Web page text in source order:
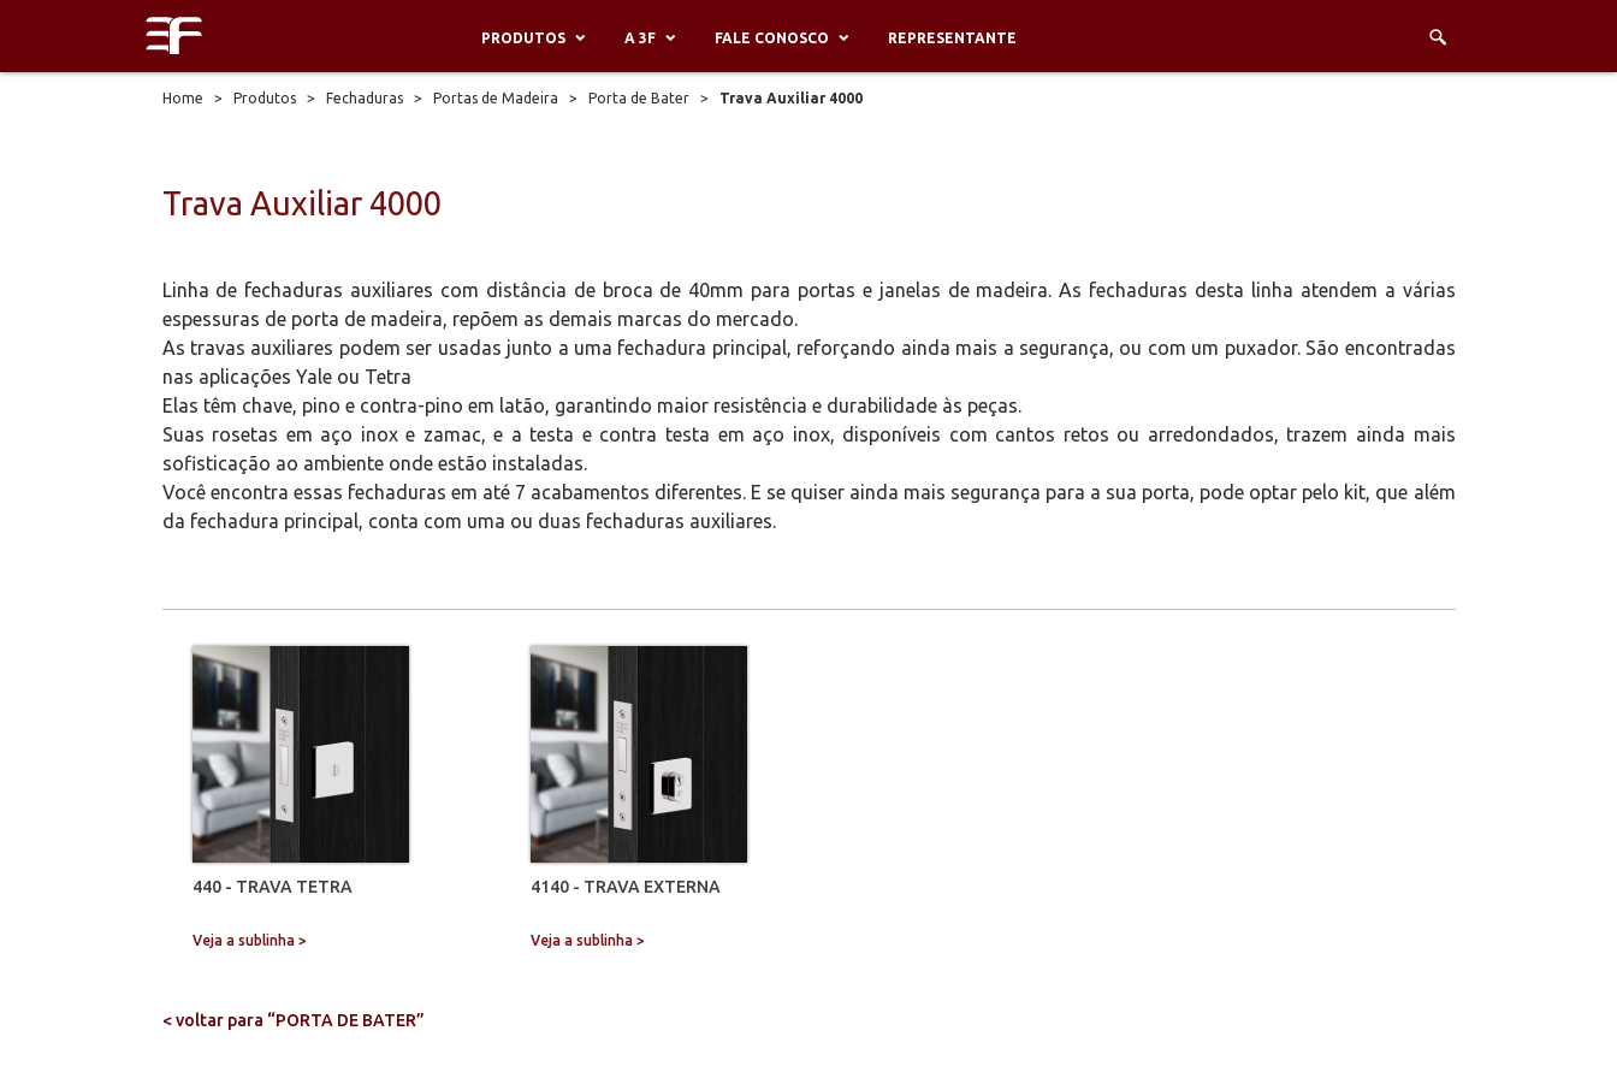
PRODUTOS A 3F FALE CONOSCO REPRESENTANTE
Home > Produtos> Fechaduras> Portas de Madeira > Porta de Bater> Trava Auxiliar 4000
Trava Auxiliar 4000
Linha de fechaduras auxiliares com distância de broca de 40mm para portas e janelas de madeira. As fechaduras desta linha atendem a várias
espessuras de porta de madeira, repõem as demais marcas do mercado.
As travas auxiliares podem ser usadas junto a uma fechadura principal, reforçando ainda mais a segurança, ou com um puxador. São encontradas
nas aplicações Yale ou Tetra
Elas têm chave, pino e contra-pino em latão, garantindo maior resistência e durabilidade às peças.
Suas rosetas em aço inox e zamac, e a testa e contra testa em aço inox, disponíveis com cantos retos ou arredondados, trazem ainda mais
sofisticação ao ambiente onde estão instaladas.
Você encontra essas fechaduras em até 7 acabamentos diferentes. E se quiser ainda mais segurança para a sua porta, pode optar pelo kit, que além
da fechadura principal, conta com uma ou duas fechaduras auxiliares.
440 - TRAVA TETRA
Veja a sublinha >
4140 - TRAVA EXTERNA
Veja a sublinha >
< voltar para “PORTA DE BATER”